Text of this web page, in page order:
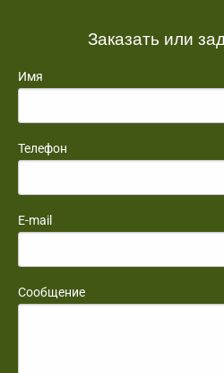
Заказать или
Имя
Телефон
E-mail
Сообщение